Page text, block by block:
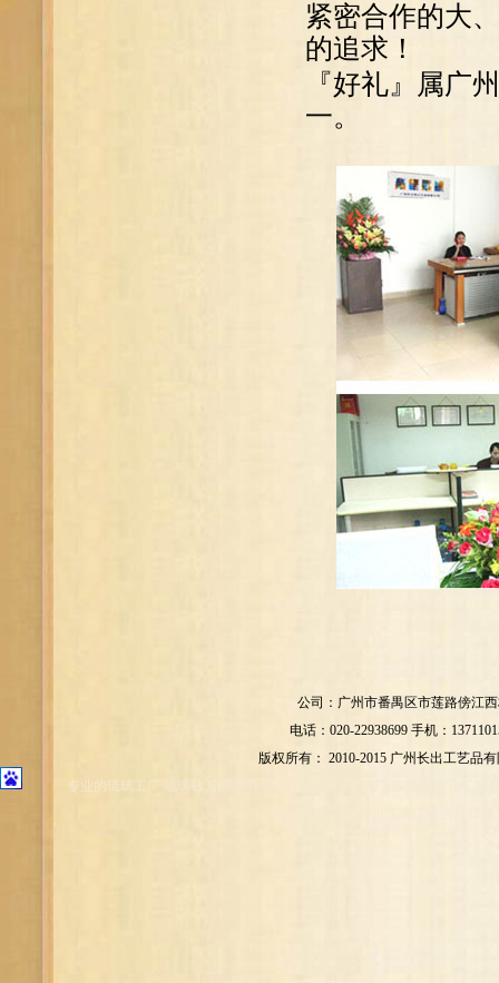
紧密合作的大
的追求！
『好礼』属广
一。
公司：广州市番禺区市莲路傍江
电话：020-22938699 手机：
版权所有： 2010-2015 广州长出工艺品
专业的琉璃工厂 琉璃砖 琉璃摆件 琉璃礼品 东莞琉璃厂 东莞琉璃工厂